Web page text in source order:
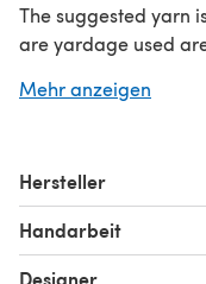
The suggested yarn
are yardage used
1053 - (18, 19, 21)
The pattern comes
large.
Small: Hand
/16 cm
Mehr anzeigen
Hersteller
Handarbeit
Designer